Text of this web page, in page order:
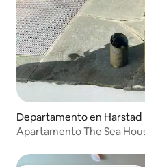
Departamento en Harstad
Apartamento The Sea